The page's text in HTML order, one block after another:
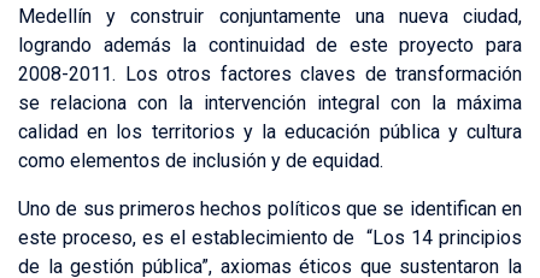
Medellín y construir conjuntamente una nueva ciudad,
logrando además la continuidad de este proyecto para
2008-2011. Los otros factores claves de transformación
se relaciona con la intervención integral con la máxima
calidad en los territorios y la educación pública y cultura
como elementos de inclusión y de equidad.
Uno de sus primeros hechos políticos que se identifican en
este proceso, es el establecimiento de “Los 14 principios
de la gestión pública”, axiomas éticos que sustentaron la